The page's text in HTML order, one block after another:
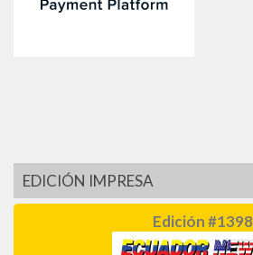
EDICIÓN IMPRESA
Edición #1398